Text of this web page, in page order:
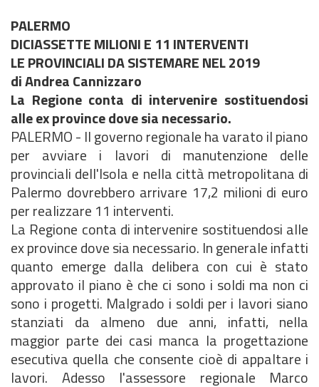
PALERMO
DICIASSETTE MILIONI E 11 INTERVENTI
LE PROVINCIALI DA SISTEMARE NEL 2019
di Andrea Cannizzaro
La Regione conta di intervenire sostituendosi
alle ex province dove sia necessario.
PALERMO - Il governo regionale ha varato il piano
per avviare i lavori di manutenzione delle
provinciali dell'Isola e nella città metropolitana di
Palermo dovrebbero arrivare 17,2 milioni di euro
per realizzare 11 interventi.
La Regione conta di intervenire sostituendosi alle
ex province dove sia necessario. In generale infatti
quanto emerge dalla delibera con cui è stato
approvato il piano è che ci sono i soldi ma non ci
sono i progetti. Malgrado i soldi per i lavori siano
stanziati da almeno due anni, infatti, nella
maggior parte dei casi manca la progettazione
esecutiva quella che consente cioè di appaltare i
lavori. Adesso l'assessore regionale Marco